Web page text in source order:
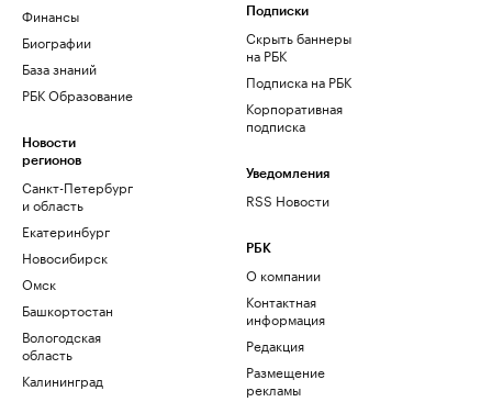
Финансы
Биографии
База знаний
РБК Образование
Новости
регионов
Санкт-Петербург
и область
Екатеринбург
Новосибирск
Омск
Башкортостан
Вологодская
область
Калининград
Подписки
Скрыть баннеры
на РБК
Подписка на РБК
Корпоративная
подписка
Уведомления
RSS Новости
РБК
О компании
Контактная
информация
Редакция
Размещение
рекламы